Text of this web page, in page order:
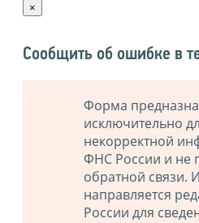
×
Сообщить об ошибке в
Форма
исключительно
некорректной
ФНС России и не
обратной связи.
направляется
России для